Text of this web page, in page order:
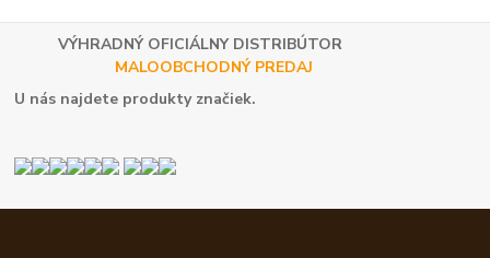
VÝHRADNÝ OFICIÁLNY DISTRIBÚTOR
MALOOBCHODNÝ PREDAJ
U nás najdete produkty značiek.